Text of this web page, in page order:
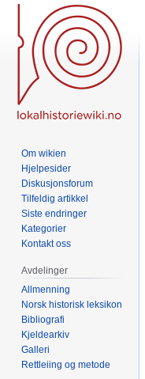
Om wikien
Hjelpesider
Diskusjonsforum
Tilfeldig artikkel
Siste endringer
Kategorier
Kontakt oss
Avdelinger
Allmenning
Norsk historisk leksikon
Bibliografi
Kjeldearkiv
Galleri
Rettleiing og metode